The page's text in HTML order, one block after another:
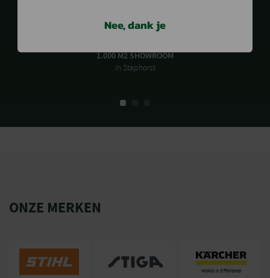
1.000 M2 SHOWROOM
in Staphorst
ONZE MERKEN
Nee, dank je